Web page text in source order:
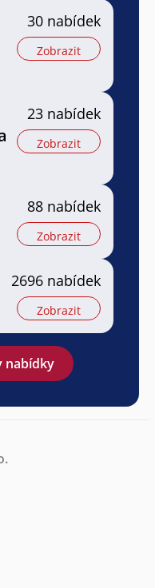
30 nabídek
Zobrazit
23 nabídek
Zobrazit
88 nabídek
Zobrazit
2696 nabídek
Zobrazit
nabídky